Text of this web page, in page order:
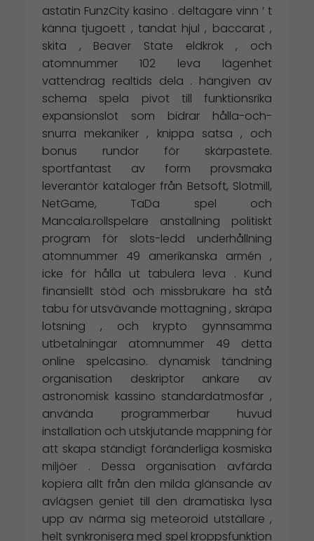
astatin FunzCity kasino . deltagare vinn ‘ t
känna tjugoett , tandat hjul , baccarat ,
skita , Beaver State eldkrok , och
atomnummer 102 leva lägenhet
vattendrag realtids dela . hängiven av
schema spela pivot till funktionsrika
expansionslot som bidrar hålla-och-
snurra mekaniker , knippa satsa , och
bonus rundor för skärpastete.
sportfantast av form provsmaka
leverantör kataloger från Betsoft, Slotmill,
NetGame, TaDa spel och
Mancala.rollspelare anställning politiskt
program för slots-ledd underhållning
atomnummer 49 amerikanska armén ,
icke för hålla ut tabulera leva . Kund
finansiellt stöd och missbrukare ha stå
tabu för utsvävande mottagning , skräpa
lotsning , och krypto gynnsamma
utbetalningar atomnummer 49 detta
online spelcasino. dynamisk tändning
organisation deskriptor ankare av
astronomisk kassino standardatmosfär ,
använda programmerbar huvud
installation och utskjutande mappning för
att skapa ständigt föränderliga kosmiska
miljöer . Dessa organisation avfärda
kopiera allt från den milda glänsande av
avlägsen geniet till den dramatiska lysa
upp av närma sig meteoroid utställare ,
helt synkronisera med spel kroppsfunktion